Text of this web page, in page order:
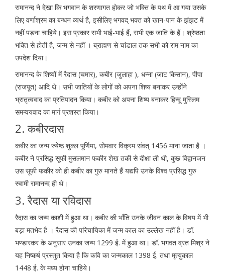
रामानन्द ने देखा कि भगवान के शरणागत होकर जो भक्ति के पथ में आ गया उसके
लिए वर्णाश्रम का बन्धन व्यर्थ है, इसीलिए भगवद् भक्त को खान-पान के झंझट में
नहीं पड़ना चाहिये। इस प्रकार सभी भाई-भाई हैं, सभी एक जाति के हैं। श्रेष्ठता
भक्ति से होती है, जन्म से नहीं । ब्राह्मण से चांडाल तक सभी को राम नाम का
उपदेश दिया।
रामानन्द के शिष्यों में रैदास (चमार), कबीर (जुलाहा ), धन्ना (जाट किसान), पीपा
(राजपूत) आदि थे। सभी जातियों के लोगों को अपना शिष्य बनाकर उन्होंने
भ्रातृत्ववाद का प्रतिपादन किया। कबीर को अपना शिष्य बनाकर हिन्दू मुस्लिम
समन्वयवाद का मार्ग प्रशस्त किया।
2. कबीरदास
कबीर का जन्म ज्येष्ठ शुक्ल पूर्णिमा, सोमवार विक्रम संवत् 1456 माना जाता है ।
कबीर ने प्रसिद्ध सूफी मुसलमान फकीर शेख तकी से दीक्षा ली थी, कुछ विद्वानजन
उस सूफी फकीर को ही कबीर का गुरु मानते हैं यद्यपि उनके विश्व प्रसिद्ध गुरु
स्वामी रामानन्द ही थे।
3. रैदास या रविदास
रैदास का जन्म काशी में हुआ था। कबीर की भाँति उनके जीवन काल के विषय में भी
बड़ा मतभेद है । रैदास की परिचायिका में जन्म काल का उल्लेख नहीं है। डॉ.
भण्डारकर के अनुसार उनका जन्म 1299 ई. में हुआ था। डॉ. भगवत व्रत मिश्र ने
यह निष्कर्ष प्रस्तुत किया है कि कवि का जन्मकाल 1398 ई. तथा मृत्युकाल
1448 ई. के मध्य होना चाहिये।